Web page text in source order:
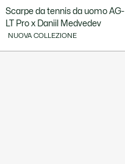
Scarpe da tennis da uomo AG-
LT Pro x Daniil Medvedev
NUOVA COLLEZIONE